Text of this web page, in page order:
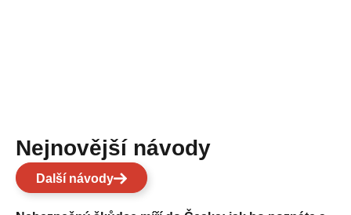
Nejnovější návody
Další návody